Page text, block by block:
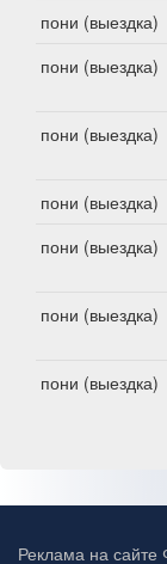
пони (выездка)
пони (выездка)
пони (выездка)
пони (выездка)
пони (выездка)
пони (выездка)
пони (выездка)
Реклама на